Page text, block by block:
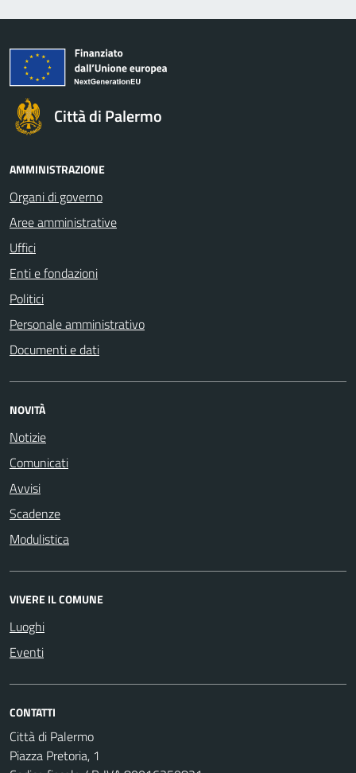
Città di Palermo
AMMINISTRAZIONE
Organi di governo
Aree amministrative
Uffici
Enti e fondazioni
Politici
Personale amministrativo
Documenti e dati
NOVITÀ
Notizie
Comunicati
Avvisi
Scadenze
Modulistica
VIVERE IL COMUNE
Luoghi
Eventi
CONTATTI
Città di Palermo
Piazza Pretoria, 1